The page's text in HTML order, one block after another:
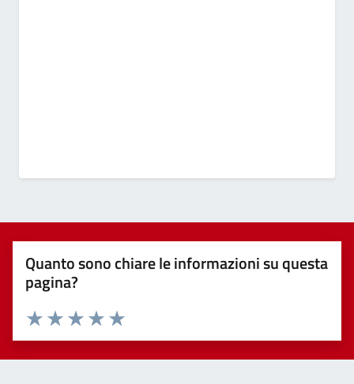
Quanto sono chiare le informazioni su questa
pagina?
Valuta 5 stelle su 5
Valuta 4 stelle su 5
Valuta 3 stelle su 5
Valuta 2 stelle su 5
Valuta 1 stelle su 5